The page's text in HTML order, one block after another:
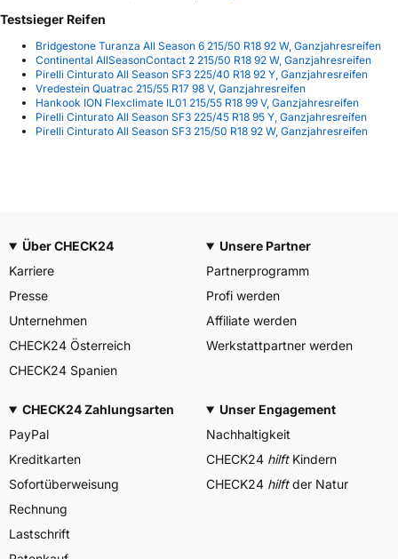
Testsieger Reifen
Bridgestone Turanza All Season 6 215/50 R18 92 W, Ganzjahresreifen
Continental AllSeasonContact 2 215/50 R18 92 W, Ganzjahresreifen
Pirelli Cinturato All Season SF3 225/40 R18 92 Y, Ganzjahresreifen
Vredestein Quatrac 215/55 R17 98 V, Ganzjahresreifen
Hankook ION Flexclimate IL01 215/55 R18 99 V, Ganzjahresreifen
Pirelli Cinturato All Season SF3 225/45 R18 95 Y, Ganzjahresreifen
Pirelli Cinturato All Season SF3 215/50 R18 92 W, Ganzjahresreifen
Über CHECK24
Karriere
Presse
Unternehmen
CHECK24 Österreich
CHECK24 Spanien
Unsere Partner
Partnerprogramm
Profi werden
Affiliate werden
Werkstattpartner werden
CHECK24 Zahlungsarten
PayPal
Kreditkarten
Sofortüberweisung
Rechnung
Lastschrift
Unser Engagement
Nachhaltigkeit
CHECK24 hilftKindern
CHECK24 hilftder Natur